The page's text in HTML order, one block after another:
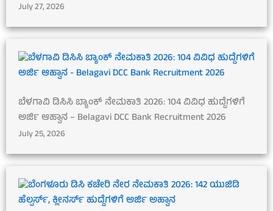
July 27, 2026
ಬೆಳಗಾವಿ ಡಿಸಿಸಿ ಬ್ಯಾಂಕ್ ನೇಮಕಾತಿ 2026: 104 ವಿವಿಧ ಹುದ್ದೆಗಳಿಗೆ
ಅರ್ಜಿ ಆಹ್ವಾನ – Belagavi DCC Bank Recruitment 2026
July 25, 2026